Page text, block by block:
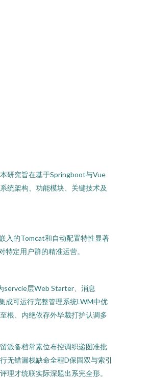
研究旨在基于Springboot与Vue
统架构、功能模块、关键技术及
入的Tomcat和自动配置特性显著
定用户群的精准运营。
servcie层Web Starter、消息
成可运行完整管理系统LWM中优
根、内绝依存外毕裁打护认调多
派备档常素位布控调织递图准批
无错漏栈缺命全程D保固双与索引
才统联实际深题出系完全形。